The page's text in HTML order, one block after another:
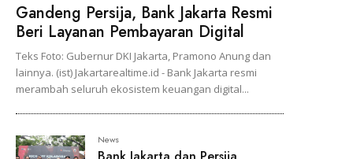
Gandeng Persija, Bank Jakarta Resmi
Beri Layanan Pembayaran Digital
Teks Foto: Gubernur DKI Jakarta, Pramono Anung dan
lainnya. (ist) Jakartarealtime.id - Bank Jakarta resmi
merambah seluruh ekosistem keuangan digital...
News